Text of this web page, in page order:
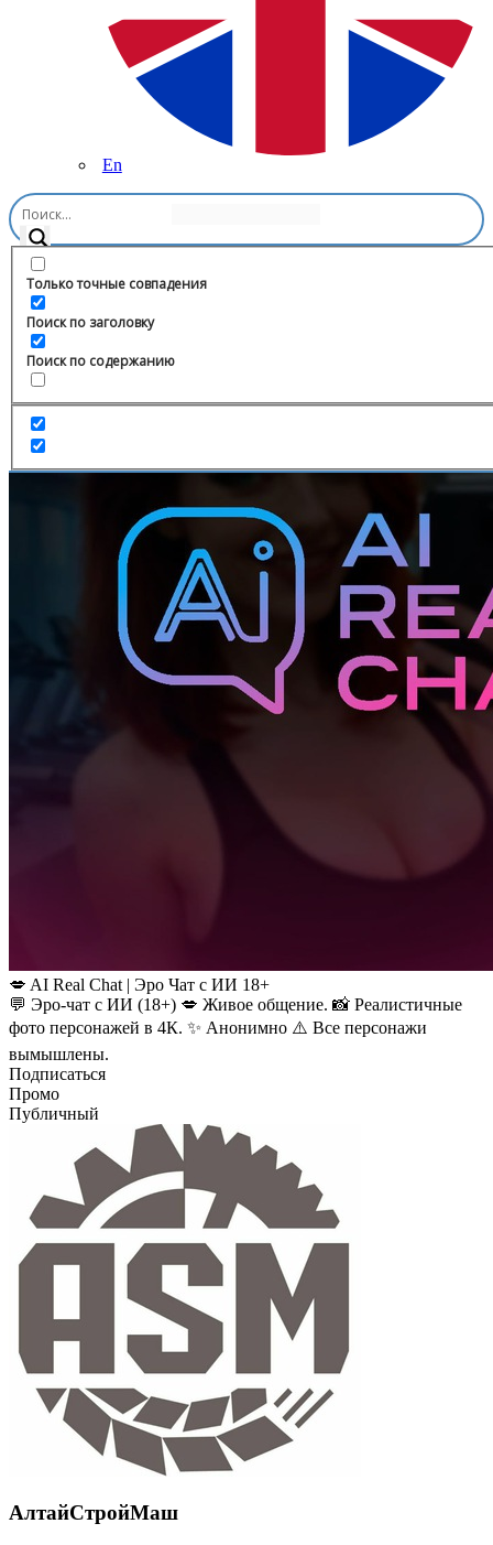
En
Только точные совпадения
Поиск по заголовку
Поиск по содержанию
Главная
💋 AI Real Chat | Эро Чат с ИИ 18+
💬 Эро-чат с ИИ (18+) 💋 Живое общение. 📸 Реалистичные
фото персонажей в 4К. ✨ Анонимно ⚠️ Все персонажи
вымышлены.
Подписаться
Промо
Публичный
АлтайСтройМаш